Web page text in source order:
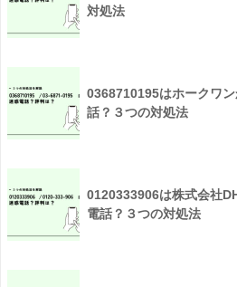
対処法
0368710195はホークワ
話？３つの対処法
0120333906は株式会社
電話？３つの対処法